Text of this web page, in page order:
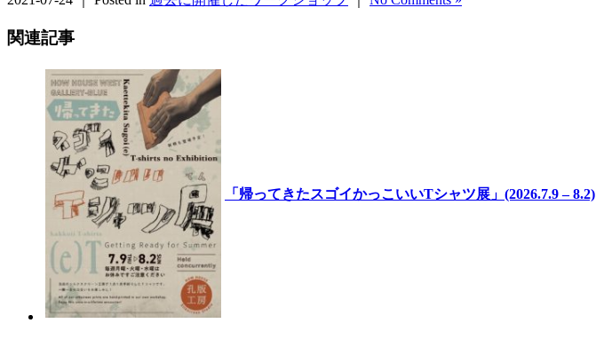
関連記事
「帰ってきたスゴイかっこいいTシャツ展」(2026.7.9 – 8.2)